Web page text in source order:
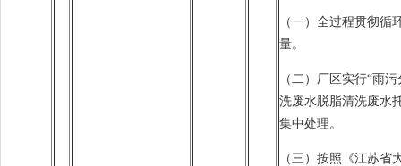
（一）全过程贯彻
量。
（二）厂区实行“雨
洗废水脱脂清洗废水
集中处理。
（三）按照《江苏